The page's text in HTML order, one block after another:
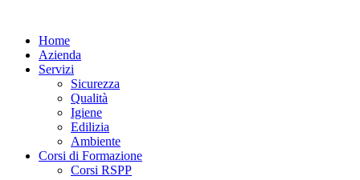
Home
Azienda
Servizi
Sicurezza
Qualità
Igiene
Edilizia
Ambiente
Corsi di Formazione
Corsi RSPP